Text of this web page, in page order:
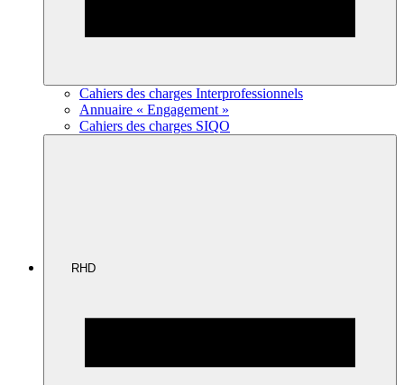
Cahiers des charges Interprofessionnels
Annuaire « Engagement »
Cahiers des charges SIQO
RHD